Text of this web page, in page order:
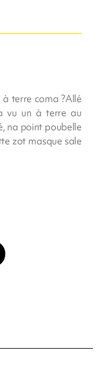
terre coma ?Allé
vu un à terre au
na point poubelle
zot masque sale